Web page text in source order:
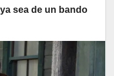
sea de un bando